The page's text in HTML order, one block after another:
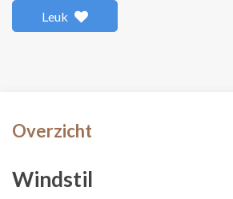
Leuk
Overzicht
Windstil